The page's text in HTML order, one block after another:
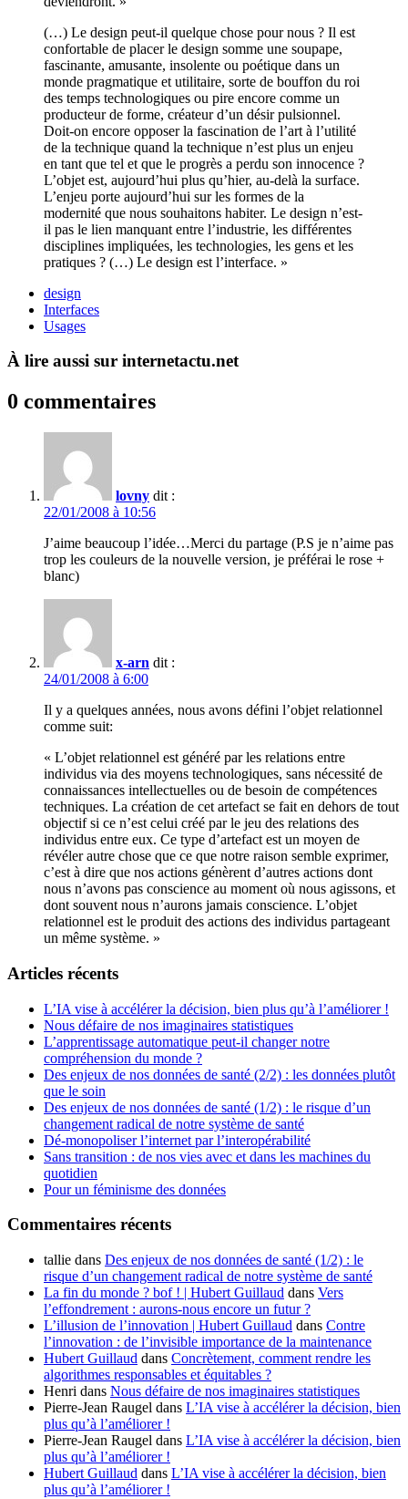
(…) Le design peut-il quelque chose pour nous ? Il est
confortable de placer le design somme une soupape,
fascinante, amusante, insolente ou poétique dans un
monde pragmatique et utilitaire, sorte de bouffon du roi
des temps technologiques ou pire encore comme un
producteur de forme, créateur d’un désir pulsionnel.
Doit-on encore opposer la fascination de l’art à l’utilité
de la technique quand la technique n’est plus un enjeu
en tant que tel et que le progrès a perdu son innocence ?
L’objet est, aujourd’hui plus qu’hier, au-delà la surface.
L’enjeu porte aujourd’hui sur les formes de la
modernité que nous souhaitons habiter. Le design n’est-
il pas le lien manquant entre l’industrie, les différentes
disciplines impliquées, les technologies, les gens et les
pratiques ? (…) Le design est l’interface. »
design
Interfaces
Usages
À lire aussi sur internetactu.net
0 commentaires
lovny dit :
22/01/2008 à 10:56
J’aime beaucoup l’idée…Merci du partage (P.S je n’aime pas
trop les couleurs de la nouvelle version, je préférai le rose +
blanc)
x-arn dit :
24/01/2008 à 6:00
Il y a quelques années, nous avons défini l’objet relationnel
comme suit:
« L’objet relationnel est généré par les relations entre
individus via des moyens technologiques, sans nécessité de
connaissances intellectuelles ou de besoin de compétences
techniques. La création de cet artefact se fait en dehors de tout
objectif si ce n’est celui créé par le jeu des relations des
individus entre eux. Ce type d’artefact est un moyen de
révéler autre chose que ce que notre raison semble exprimer,
c’est à dire que nos actions génèrent d’autres actions dont
nous n’avons pas conscience au moment où nous agissons, et
dont souvent nous n’aurons jamais conscience. L’objet
relationnel est le produit des actions des individus partageant
un même système. »
Articles récents
L’IA vise à accélérer la décision, bien plus qu’à l’améliorer !
Nous défaire de nos imaginaires statistiques
L’apprentissage automatique peut-il changer notre
compréhension du monde ?
Des enjeux de nos données de santé (2/2) : les données plutôt
que le soin
Des enjeux de nos données de santé (1/2) : le risque d’un
changement radical de notre système de santé
Dé-monopoliser l’internet par l’interopérabilité
Sans transition : de nos vies avec et dans les machines du
quotidien
Pour un féminisme des données
Commentaires récents
tallie dans Des enjeux de nos données de santé (1/2) : le
risque d’un changement radical de notre système de santé
La fin du monde ? bof ! | Hubert Guillaud dans Vers
l’effondrement : aurons-nous encore un futur ?
L’illusion de l’innovation | Hubert Guillaud dans Contre
l’innovation : de l’invisible importance de la maintenance
Hubert Guillaud dans Concrètement, comment rendre les
algorithmes responsables et équitables ?
Henri dans Nous défaire de nos imaginaires statistiques
Pierre-Jean Raugel dans L’IA vise à accélérer la décision, bien
plus qu’à l’améliorer !
Pierre-Jean Raugel dans L’IA vise à accélérer la décision, bien
plus qu’à l’améliorer !
Hubert Guillaud dans L’IA vise à accélérer la décision, bien
plus qu’à l’améliorer !